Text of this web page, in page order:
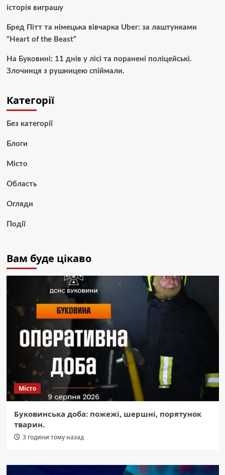
історія виграшу
Бред Пітт та німецька вівчарка Uber: за лаштунками
“Heart of the Beast”
На Буковині: 11 днів у лісі та поранені поліцейські.
Злочинця з рушницею спіймали.
Категорії
Без категорії
Блоги
Місто
Область
Огляди
Події
Вам буде цікаво
Місто
Буковинська доба: пожежі, шершні, порятунок
тварин.
3 години тому назад